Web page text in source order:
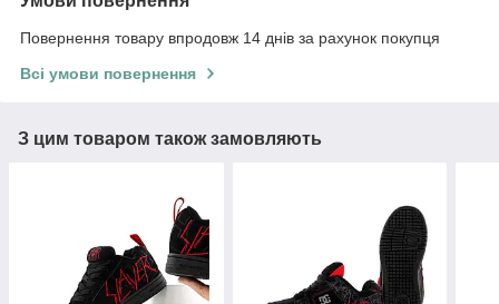
Повернення товару впродовж 14 днів за рахунок покупця
Всі умови повернення
З цим товаром також замовляють